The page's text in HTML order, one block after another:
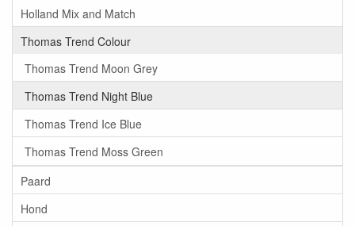
Holland Mix and Match
Thomas Trend Colour
Thomas Trend Moon Grey
Thomas Trend Night Blue
Thomas Trend Ice Blue
Thomas Trend Moss Green
Paard
Hond